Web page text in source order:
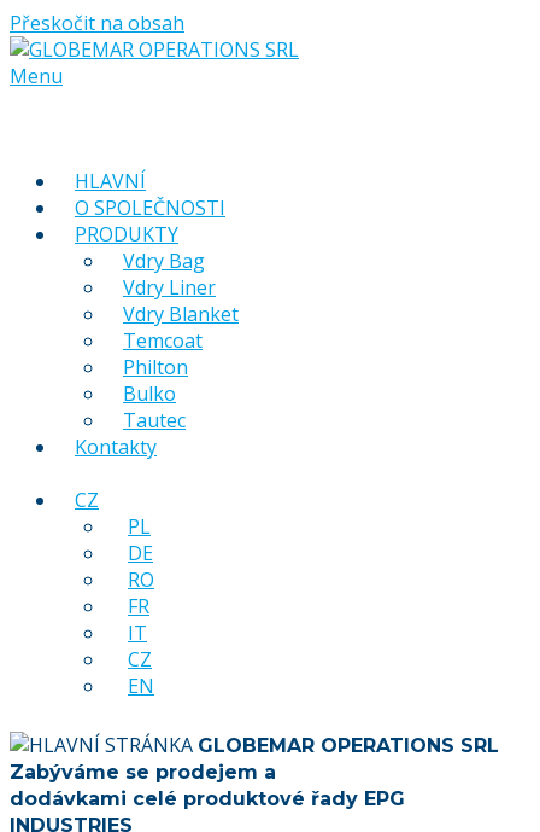
Přeskočit na obsah
Menu
HLAVNÍ
O SPOLEČNOSTI
PRODUKTY
Vdry Bag
Vdry Liner
Vdry Blanket
Temcoat
Philton
Bulko
Tautec
Kontakty
CZ
PL
DE
RO
FR
IT
CZ
EN
GLOBEMAR OPERATIONS SRL
Zabýváme se prodejem a
dodávkami celé produktové řady EPG
INDUSTRIES